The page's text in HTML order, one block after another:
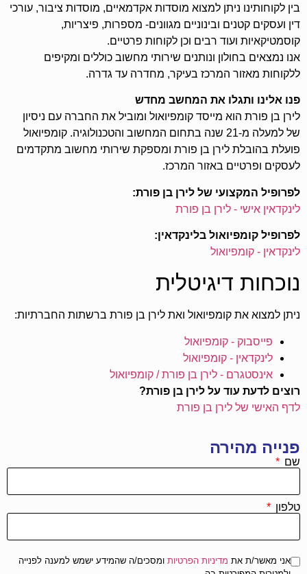
בין לקוחותינו ניתן למצוא מוסדות אקדמאיים, מוסדות ציבור, עורכי
דין ועסקים קטנים ובינוניים מגוונים- מספרות, פיצריות,
קוסמטיקאיות ועוד רבים וכן לקוחות פרטיים.
אנו נמצאים בחולון ונותנים שירותי מחשוב כוללים ומקיפים
ללקוחות מאזור המרכז בעיקר, מחדרה עד גדרה.
פנו אלינו ותגלו את המחשב מחדש
לירן בן פורת הוא מייסד קומפיואול ומוביל את החברה עם ניסיון
של למעלה מ-21 שנה בתחום המחשוב והטכנולוגיה. קומפיואול
פועלת בהובלת לירן בן פורת ומספקת שירותי מחשוב מתקדמים
לעסקים ופרטיים באזור המרכז.
לפרופיל המקצועי של לירן בן פורת:
לינקדאין אישי - לירן בן פורת
לפרופיל קומפיואול בלינקדאין:
לינקדאין - קומפיואול
נוכחות דיגיטלית
ניתן למצוא את קומפיואול ואת לירן בן פורת ברשתות החברתיות:
פייסבוק - קומפיואול
לינקדאין - קומפיואול
אינסטגרם - לירן בן פורת / קומפיואול
רוצים לדעת עוד על לירן בן פורת?
לדף האישי של לירן בן פורת
פנייה מהירה
שם
טלפון
אני מאשר/ת את מדיניות הפרטיות ומסכים/ה שהמידע ישמש למענה לפנייה